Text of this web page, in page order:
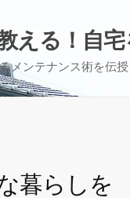
える！自
メンテナンス術を伝授
暮らしを